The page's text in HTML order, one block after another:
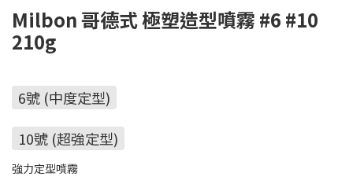
Milbon 哥德式 極塑造型噴霧 #6 #10
210g
6號 (中度定型)
10號 (超強定型)
強力定型噴霧